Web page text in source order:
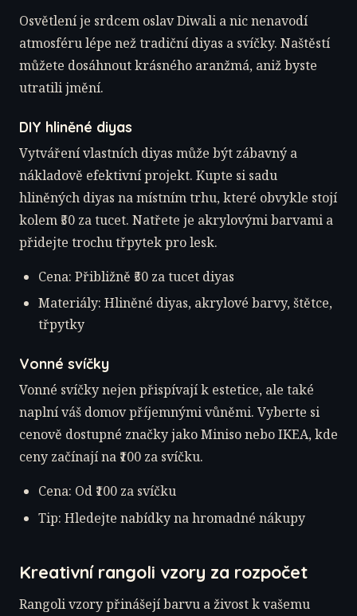
Osvětlení je srdcem oslav Diwali a nic nenavodí
atmosféru lépe než tradiční diyas a svíčky. Naštěstí
můžete dosáhnout krásného aranžmá, aniž byste
utratili jmění.
DIY hliněné diyas
Vytváření vlastních diyas může být zábavný a
nákladově efektivní projekt. Kupte si sadu
hliněných diyas na místním trhu, které obvykle stojí
kolem ₹50 za tucet. Natřete je akrylovými barvami a
přidejte trochu třpytek pro lesk.
Cena: Přibližně ₹50 za tucet diyas
Materiály: Hliněné diyas, akrylové barvy, štětce,
třpytky
Vonné svíčky
Vonné svíčky nejen přispívají k estetice, ale také
naplní váš domov příjemnými vůněmi. Vyberte si
cenově dostupné značky jako Miniso nebo IKEA, kde
ceny začínají na ₹100 za svíčku.
Cena: Od ₹100 za svíčku
Tip: Hledejte nabídky na hromadné nákupy
Kreativní rangoli vzory za rozpočet
Rangoli vzory přinášejí barvu a živost k vašemu